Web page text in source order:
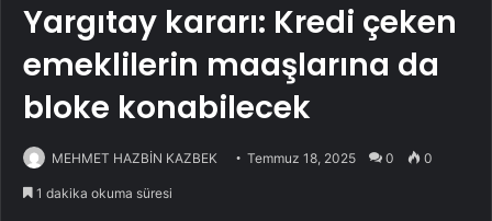
Yargıtay kararı: Kredi çeken
emeklilerin maaşlarına da
bloke konabilecek
MEHMET HAZBİN KAZBEK Temmuz 18, 2025 0 0
1 dakika okuma süresi